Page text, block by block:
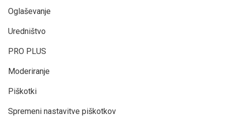
Oglaševanje
Uredništvo
PRO PLUS
Moderiranje
Piškotki
Spremeni nastavitve piškotkov